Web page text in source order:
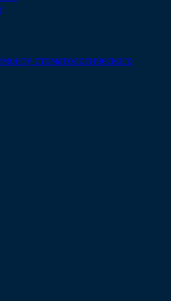
стоматологического